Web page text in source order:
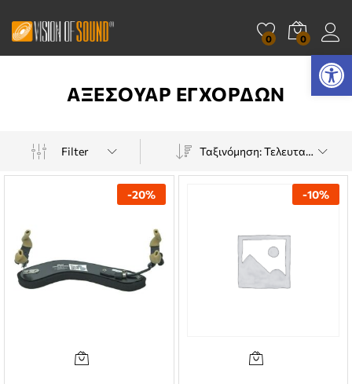
Ανοίξτε τη γραμμή εργαλείων
0 0
ΑΞΕΣΟΥΑΡ ΕΓΧΟΡΔΩΝ
Filter Ταξινόμηση: Τελευταία
-20% -10%